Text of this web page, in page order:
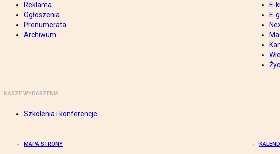
Reklama
Ogłoszenia
Prenumerata
Archiwum
E-
E-
NASZE WYDARZENIA
Szkolenia i konferencje
MAPA STRONY